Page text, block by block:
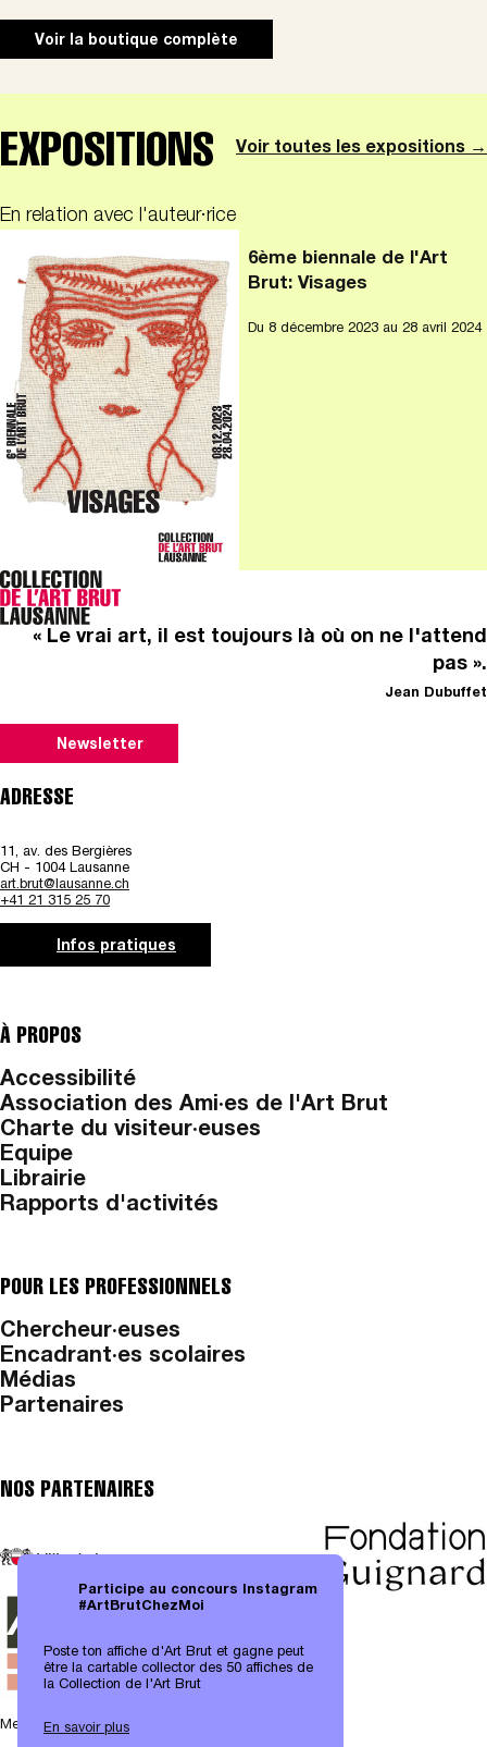
Participe au concours Instagram
#ArtBrutChezMoi
Poste ton affiche d'Art Brut et gagne peut
être la cartable collector des 50 affiches de
la Collection de l'Art Brut
En savoir plus
Voir la boutique complète
EXPOSITIONS Voir toutes les expositions →
En relation avec l'auteur·rice
6ème biennale de l'Art
Brut: Visages
Du 8 décembre 2023 au 28 avril 2024
« Le vrai art, il est toujours là où on ne l'attend
pas ».
Jean Dubuffet
Newsletter
ADRESSE
11, av. des Bergières
CH - 1004 Lausanne
art.brut@lausanne.ch
+41 21 315 25 70
Infos pratiques
À PROPOS
Accessibilité
Association des Ami·es de l'Art Brut
Charte du visiteur·euses
Equipe
Librairie
Rapports d'activités
POUR LES PROFESSIONNELS
Chercheur·euses
Encadrant·es scolaires
Médias
Partenaires
NOS PARTENAIRES
Mentions légales|Protection des données